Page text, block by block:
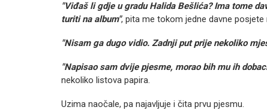
"Viđaš li gdje u gradu Halida Bešlića? Ima tome
turiti na album", pita me tokom jedne davne posjete
"Nisam ga dugo vidio. Zadnji put prije nekoliko
"Napisao sam dvije pjesme, morao bih mu ih
nekoliko listova papira.
Uzima naočale, pa najavljuje i čita prvu pjesmu.